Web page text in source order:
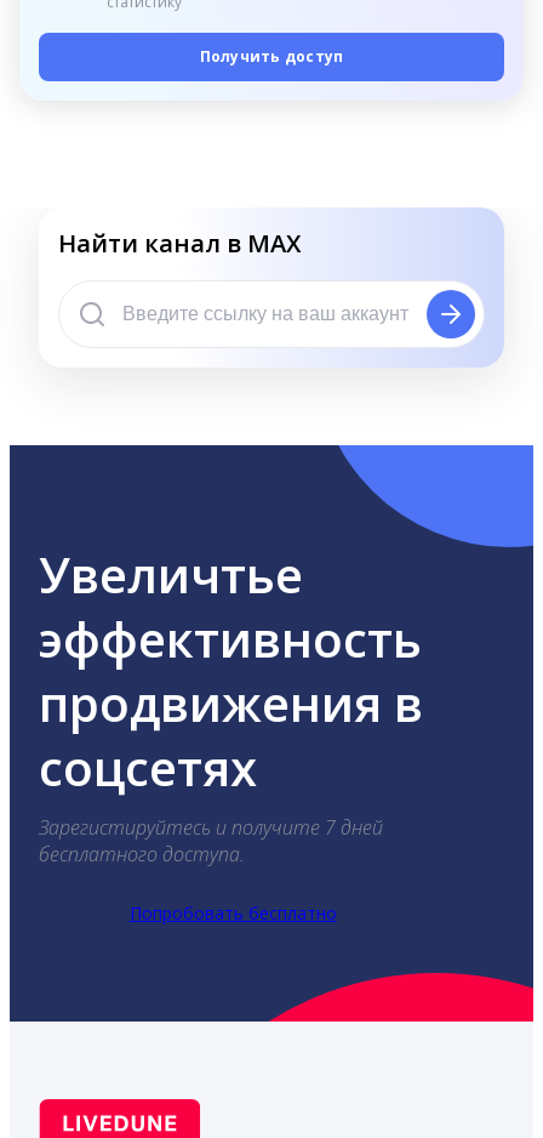
Получить доступ
Найти канал в MAX
Увеличтье
эффективность
продвижения в
соцсетях
Зарегистируйтесь и получите 7 дней
бесплатного доступа.
Попробовать бесплатно